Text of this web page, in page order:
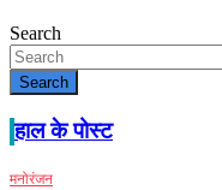
Search
Search
हाल के पोस्ट
मनोरंजन